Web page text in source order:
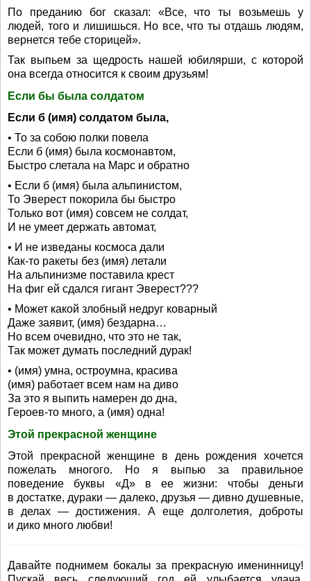
По преданию бог сказал: «Все, что ты возьмешь у
людей, того и лишишься. Но все, что ты отдашь людям,
вернется тебе сторицей».
Так выпьем за щедрость нашей юбилярши, с которой
она всегда относится к своим друзьям!
Если бы была солдатом
Если б (имя) солдатом была,
• То за собою полки повела
Если б (имя) была космонавтом,
Быстро слетала на Марс и обратно
• Если б (имя) была альпинистом,
То Эверест покорила бы быстро
Только вот (имя) совсем не солдат,
И не умеет держать автомат,
• И не изведаны космоса дали
Как-то ракеты без (имя) летали
На альпинизме поставила крест
На фиг ей сдался гигант Эверест???
• Может какой злобный недруг коварный
Даже заявит, (имя) бездарна…
Но всем очевидно, что это не так,
Так может думать последний дурак!
• (имя) умна, остроумна, красива
(имя) работает всем нам на диво
За это я выпить намерен до дна,
Героев-то много, а (имя) одна!
Этой прекрасной женщине
Этой прекрасной женщине в день рождения хочется
пожелать многого. Но я выпью за правильное
поведение буквы «Д» в ее жизни: чтобы деньги
в достатке, дураки — далеко, друзья — дивно душевные,
в делах — достижения. А еще долголетия, доброты
и дико много любви!
Давайте поднимем бокалы за прекрасную именинницу!